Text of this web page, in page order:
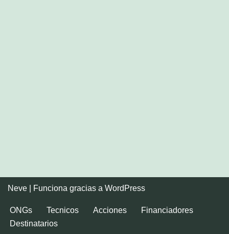
Neve | Funciona gracias a WordPress
ONGs Tecnicos Acciones
Financiadores
Destinatarios